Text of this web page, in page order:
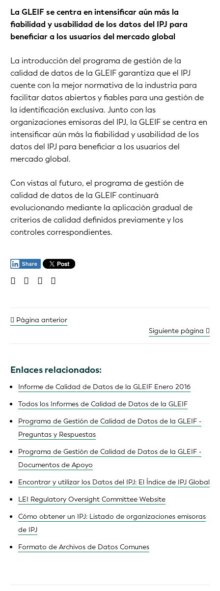
La GLEIF se centra en intensificar aún más la
fiabilidad y usabilidad de los datos del IPJ para
beneficiar a los usuarios del mercado global
La introducción del programa de gestión de la
calidad de datos de la GLEIF garantiza que el IPJ
cuente con la mejor normativa de la industria para
facilitar datos abiertos y fiables para una gestión de
la identificación exclusiva. Junto con las
organizaciones emisoras del IPJ, la GLEIF se centra en
intensificar aún más la fiabilidad y usabilidad de los
datos del IPJ para beneficiar a los usuarios del
mercado global.
Con vistas al futuro, el programa de gestión de
calidad de datos de la GLEIF continuará
evolucionando mediante la aplicación gradual de
criterios de calidad definidos previamente y los
controles correspondientes.
Página anterior
Siguiente página
Enlaces relacionados:
Informe de Calidad de Datos de la GLEIF Enero 2016
Todos los Informes de Calidad de Datos de la GLEIF
Programa de Gestión de Calidad de Datos de la GLEIF -
Preguntas y Respuestas
Programa de Gestión de Calidad de Datos de la GLEIF -
Documentos de Apoyo
Encontrar y utilizar los Datos del IPJ: El Índice de IPJ Global
LEI Regulatory Oversight Committee Website
Cómo obtener un IPJ: Listado de organizaciones emisoras
de IPJ
Formato de Archivos de Datos Comunes